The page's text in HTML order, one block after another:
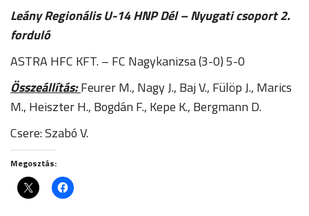
Leány Regionális U-14 HNP Dél – Nyugati csoport 2.
forduló
ASTRA HFC KFT. – FC Nagykanizsa (3-0) 5-0
Összeállítás:Feurer M., Nagy J., Baj V., Fülöp J., Marics
M., Heiszter H., Bogdán F., Kepe K., Bergmann D.
Csere: Szabó V.
Megosztás: